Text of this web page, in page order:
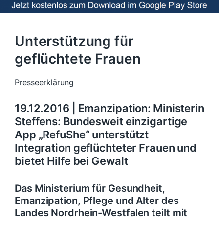
Unterstützung für
geflüchtete Frauen
Presseerklärung
19.12.2016 | Emanzipation: Ministerin
Steffens: Bundesweit einzigartige
App „RefuShe“ unterstützt
Integration geflüchteter Frauen und
bietet Hilfe bei Gewalt
Das Ministerium für Gesundheit,
Emanzipation, Pflege und Alter des
Landes Nordrhein-Westfalen teilt mit